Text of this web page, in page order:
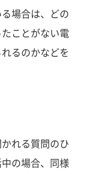
場合は、どの
ことがない電
るのかなどを
れる質問のひ
の場合、同様